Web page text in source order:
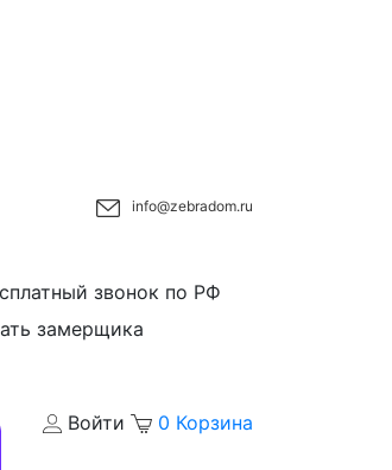
info@zebradom.ru
звонок по РФ
замерщика
Войти
0 Корзина